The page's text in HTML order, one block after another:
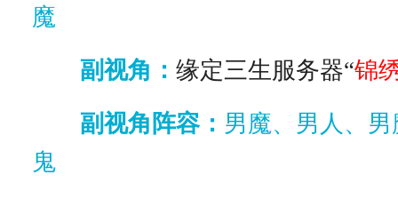
魔
副视角：缘定三生服务器“锦
副视角阵容： 男魔、男人、
鬼